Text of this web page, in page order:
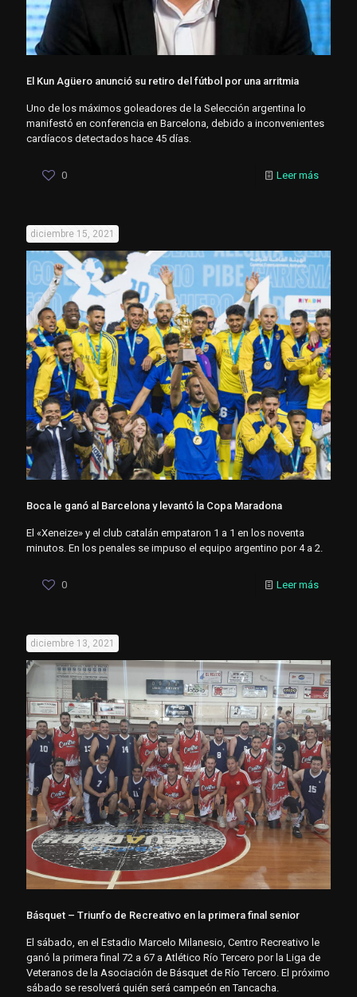
El Kun Agüero anunció su retiro del fútbol por una arritmia
Uno de los máximos goleadores de la Selección argentina lo
manifestó en conferencia en Barcelona, debido a inconvenientes
cardíacos detectados hace 45 días.
0 Leer más
diciembre 15, 2021
Boca le ganó al Barcelona y levantó la Copa Maradona
El «Xeneize» y el club catalán empataron 1 a 1 en los noventa
minutos. En los penales se impuso el equipo argentino por 4 a 2.
0 Leer más
diciembre 13, 2021
Básquet – Triunfo de Recreativo en la primera final senior
El sábado, en el Estadio Marcelo Milanesio, Centro Recreativo le
ganó la primera final 72 a 67 a Atlético Río Tercero por la Liga de
Veteranos de la Asociación de Básquet de Río Tercero. El próximo
sábado se resolverá quién será campeón en Tancacha.